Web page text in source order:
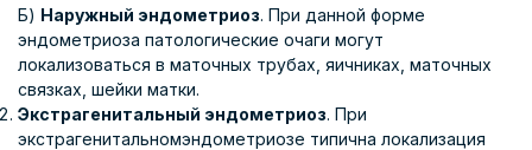
Б) Наружный эндометриоз. При данной форме
эндометриоза патологические очаги могут
локализоваться в маточных трубах, яичниках, маточных
связках, шейки матки.
Экстрагенитальный эндометриоз. При
экстрагенитальномэндометриозе типична локализация